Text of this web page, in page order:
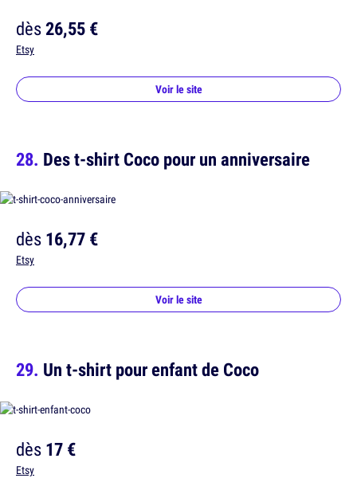
dès26,55 €
Etsy
Voir le site
Des t-shirt Coco pour un anniversaire
dès16,77 €
Etsy
Voir le site
Un t-shirt pour enfant de Coco
dès17 €
Etsy